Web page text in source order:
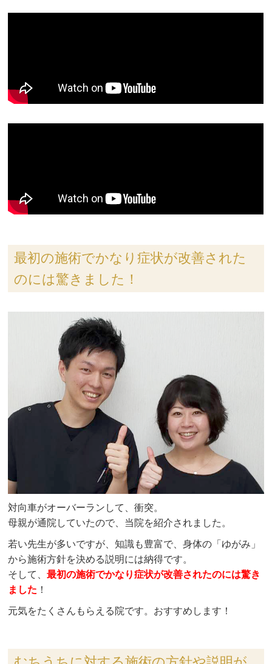
最初の施術でかなり症状が改善された
のには驚きました！
対向車がオーバーランして、衝突。
母親が通院していたので、当院を紹介されました。
若い先生が多いですが、知識も豊富で、身体の「ゆがみ」
から施術方針を決める説明には納得です。
そして、最初の施術でかなり症状が改善されたのには驚き
ました ！
元気をたくさんもらえる院です。おすすめします！